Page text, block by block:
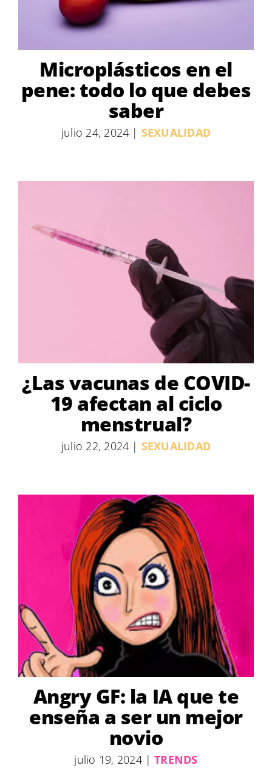
Microplásticos en el
pene: todo lo que debes
saber
julio 24, 2024 | SEXUALIDAD
¿Las vacunas de COVID-
19 afectan al ciclo
menstrual?
julio 22, 2024 | SEXUALIDAD
Angry GF: la IA que te
enseña a ser un mejor
novio
julio 19, 2024 | TRENDS